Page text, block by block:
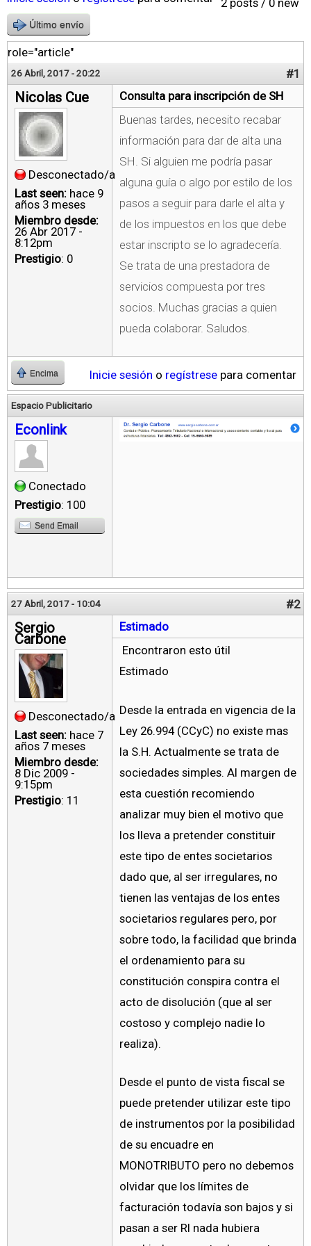
2 posts / 0 new
Último envío
role="article"
26 Abril, 2017 - 20:22 #1
Nicolas Cue
Desconectado/a
Last seen: hace 9
años 3 meses
Miembro desde:
26 Abr 2017 -
8:12pm
Prestigio: 0
Consulta para inscripción de SH
Buenas tardes, necesito recabar
información para dar de alta una
SH. Si alguien me podría pasar
alguna guía o algo por estilo de los
pasos a seguir para darle el alta y
de los impuestos en los que debe
estar inscripto se lo agradecería.
Se trata de una prestadora de
servicios compuesta por tres
socios. Muchas gracias a quien
pueda colaborar. Saludos.
Encima Inicie sesión o regístrese para comentar
Espacio Publicitario
Econlink
Conectado
Prestigio: 100
Send Email
27 Abril, 2017 - 10:04 #2
Sergio
Carbone
Desconectado/a
Last seen: hace 7
años 7 meses
Miembro desde:
8 Dic 2009 -
9:15pm
Prestigio: 11
Estimado
Encontraron esto útil
Estimado
Desde la entrada en vigencia de la
Ley 26.994 (CCyC) no existe mas
la S.H. Actualmente se trata de
sociedades simples. Al margen de
esta cuestión recomiendo
analizar muy bien el motivo que
los lleva a pretender constituir
este tipo de entes societarios
dado que, al ser irregulares, no
tienen las ventajas de los entes
societarios regulares pero, por
sobre todo, la facilidad que brinda
el ordenamiento para su
constitución conspira contra el
acto de disolución (que al ser
costoso y complejo nadie lo
realiza).
Desde el punto de vista fiscal se
puede pretender utilizar este tipo
de instrumentos por la posibilidad
de su encuadre en
MONOTRIBUTO pero no debemos
olvidar que los límites de
facturación todavía son bajos y si
pasan a ser RI nada hubiera